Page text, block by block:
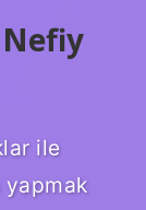
Nefiy
ile
yapmak